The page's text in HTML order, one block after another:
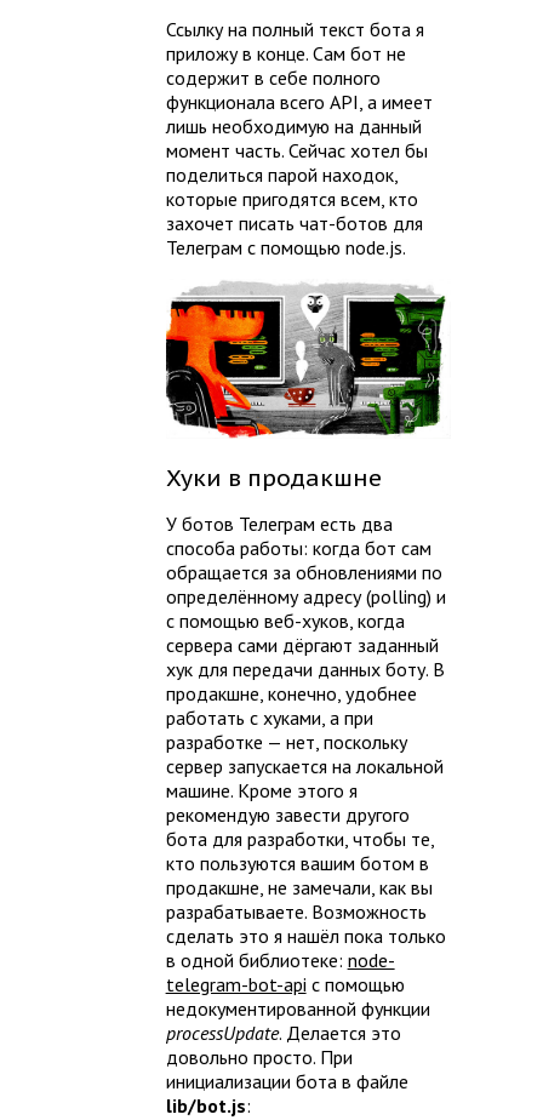
Ссылку на полный текст бота я
приложу в конце. Сам бот не
содержит в себе полного
функционала всего API, а имеет
лишь необходимую на данный
момент часть. Сейчас хотел бы
поделиться парой находок,
которые пригодятся всем, кто
захочет писать чат-ботов для
Телеграм с помощью node.js.
Хуки в продакшне
У ботов Телеграм есть два
способа работы: когда бот сам
обращается за обновлениями по
определённому адресу (polling) и
с помощью веб-хуков, когда
сервера сами дёргают заданный
хук для передачи данных боту. В
продакшне, конечно, удобнее
работать с хуками, а при
разработке — нет, поскольку
сервер запускается на локальной
машине. Кроме этого я
рекомендую завести другого
бота для разработки, чтобы те,
кто пользуются вашим ботом в
продакшне, не замечали, как вы
разрабатываете. Возможность
сделать это я нашёл пока только
в одной библиотеке: node-
telegram-bot-api с помощью
недокументированной функции
processUpdate. Делается это
довольно просто. При
инициализации бота в файле
lib/bot.js: